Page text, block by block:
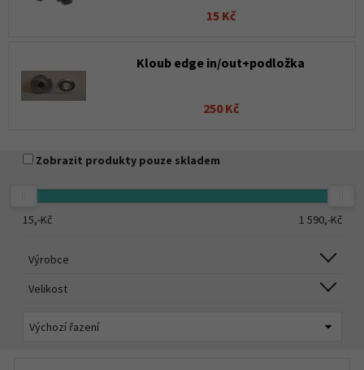
15 Kč
Kloub edge in/out+podložka
250 Kč
Zobrazit produkty pouze skladem
15,-Kč 1 590,-Kč
Výrobce
Velikost